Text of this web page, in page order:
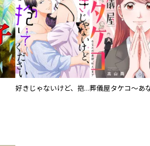
好きじゃないけど、抱いてください【電子単行本版／特典おまけ付き】